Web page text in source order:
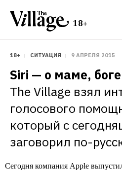
18+
18+ СИТУАЦИЯ 9 АПРЕЛЯ 2015
Siri — о маме,
The Village взял
голосового
который с
заговорил по-
Сегодня компания Apple